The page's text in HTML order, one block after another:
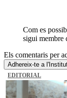
Com es
sigui membre
Els comentaris per
Adhereix-te a
EDITORIAL